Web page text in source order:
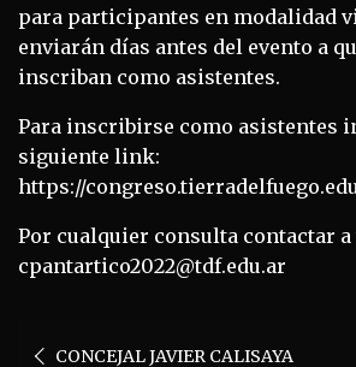
para participantes en modalidad
enviarán días antes del evento a
inscriban como asistentes.
Para inscribirse como asistentes
siguiente link:
https://
Por cualquier consulta contactar
cpantartico2022@tdf.edu.ar
CONCEJAL JAVIER CALISAYA